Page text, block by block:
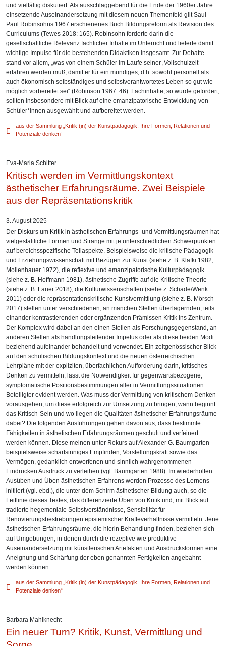
und vielfältig diskutiert. Als ausschlaggebend für die Ende der 1960er Jahre
einsetzende Auseinandersetzung mit diesem neuen Themenfeld gilt Saul
Paul Robinsohns 1967 erschienenes Buch Bildungsreform als Revision des
Curriculums (Tewes 2018: 165). Robinsohn forderte darin die
gesellschaftliche Relevanz fachlicher Inhalte im Unterricht und lieferte damit
wichtige Impulse für die bestehenden Didaktiken insgesamt. Zur Debatte
stand vor allem, „was von einem Schüler im Laufe seiner ‚Vollschulzeit‘
erfahren werden muß, damit er für ein mündiges, d.h. sowohl personell als
auch ökonomisch selbständiges und selbstverantwortetes Leben so gut wie
möglich vorbereitet sei“ (Robinson 1967: 46). Fachinhalte, so wurde gefordert,
sollten insbesondere mit Blick auf eine emanzipatorische Entwicklung von
Schüler*innen ausgewählt und aufbereitet werden.
aus der Sammlung „Kritik (in) der Kunstpädagogik. Ihre Formen, Relationen und
Potenziale denken“
Eva-Maria Schitter
Kritisch werden im Vermittlungskontext
ästhetischer Erfahrungsräume. Zwei Beispiele
aus der Repräsentationskritik
3. August 2025
Der Diskurs um Kritik in ästhetischen Erfahrungs- und Vermittlungsräumen hat
vielgestaltliche Formen und Stränge mit je unterschiedlichen Schwerpunkten
auf bereichsspezifische Teilaspekte. Beispielsweise die kritische Pädagogik
und Erziehungswissenschaft mit Bezügen zur Kunst (siehe z. B. Klafki 1982,
Mollenhauer 1972), die reflexive und emanzipatorische Kulturpädagogik
(siehe z. B. Hoffmann 1981), ästhetische Zugriffe auf die Kritische Theorie
(siehe z. B. Laner 2018), die Kulturwissenschaften (siehe z. Schade/Wenk
2011) oder die repräsentationskritische Kunstvermittlung (siehe z. B. Mörsch
2017) stellen unter verschiedenen, an manchen Stellen überlagernden, teils
einander kontrastierenden oder ergänzenden Prämissen Kritik ins Zentrum.
Der Komplex wird dabei an den einen Stellen als Forschungsgegenstand, an
anderen Stellen als handlungsleitender Impetus oder als diese beiden Modi
beziehend aufeinander behandelt und verwendet. Ein zeitgenössischer Blick
auf den schulischen Bildungskontext und die neuen österreichischen
Lehrpläne mit der expliziten, überfachlichen Aufforderung darin, kritisches
Denken zu vermitteln, lässt die Notwendigkeit für gegenwartsbezogene,
symptomatische Positionsbestimmungen aller in Vermittlungssituationen
Beteiligter evident werden. Was muss der Vermittlung von kritischem Denken
vorausgehen, um diese erfolgreich zur Umsetzung zu bringen, wann beginnt
das Kritisch-Sein und wo liegen die Qualitäten ästhetischer Erfahrungsräume
dabei? Die folgenden Ausführungen gehen davon aus, dass bestimmte
Fähigkeiten in ästhetischen Erfahrungsräumen geschult und verfeinert
werden können. Diese meinen unter Rekurs auf Alexander G. Baumgarten
beispielsweise scharfsinniges Empfinden, Vorstellungskraft sowie das
Vermögen, gedanklich entworfenen und sinnlich wahrgenommenen
Eindrücken Ausdruck zu verleihen (vgl. Baumgarten 1988). Im wiederholten
Ausüben und Üben ästhetischen Erfahrens werden Prozesse des Lernens
initiiert (vgl. ebd.), die unter dem Schirm ästhetischer Bildung auch, so die
Leitlinie dieses Textes, das differenzierte Üben von Kritik und, mit Blick auf
tradierte hegemoniale Selbstverständnisse, Sensibilität für
Renovierungsbestrebungen epistemischer Kräfteverhältnisse vermitteln. Jene
ästhetischen Erfahrungsräume, die hierin Behandlung finden, beziehen sich
auf Umgebungen, in denen durch die rezeptive wie produktive
Auseinandersetzung mit künstlerischen Artefakten und Ausdrucksformen eine
Aneignung und Schärfung der eben genannten Fertigkeiten angebahnt
werden können.
aus der Sammlung „Kritik (in) der Kunstpädagogik. Ihre Formen, Relationen und
Potenziale denken“
Barbara Mahlknecht
Ein neuer Turn? Kritik, Kunst, Vermittlung und